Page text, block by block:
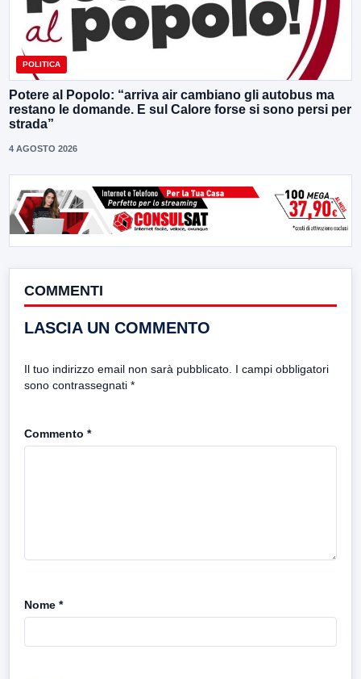
POLITICA
Potere al Popolo: “arriva air cambiano gli autobus ma
restano le domande. E sul Calore forse si sono persi per
strada”
4 AGOSTO 2026
COMMENTI
LASCIA UN COMMENTO
Il tuo indirizzo email non sarà pubblicato. I campi obbligatori
sono contrassegnati *
Commento *
Nome *